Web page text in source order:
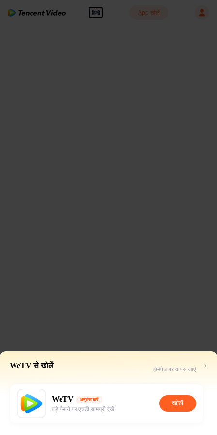
हिन्दी App खोलें
WeTV से खोलें होमपेज पर वापस जाएं
WeTV अनुशंसा करें
बड़े पैमाने पर एचडी सामग्री देखें
खोलें